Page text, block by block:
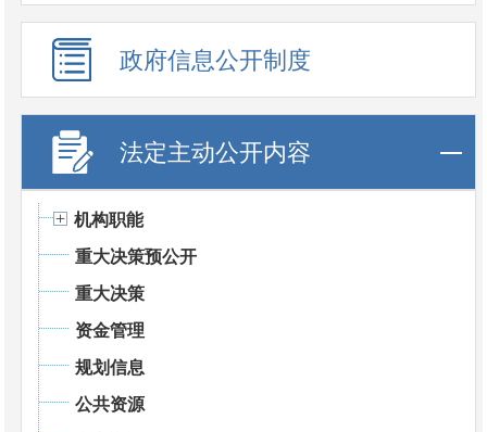
政府信息公开制度
法定主动公开内容
机构职能
重大决策预公开
重大决策
资金管理
规划信息
公共资源